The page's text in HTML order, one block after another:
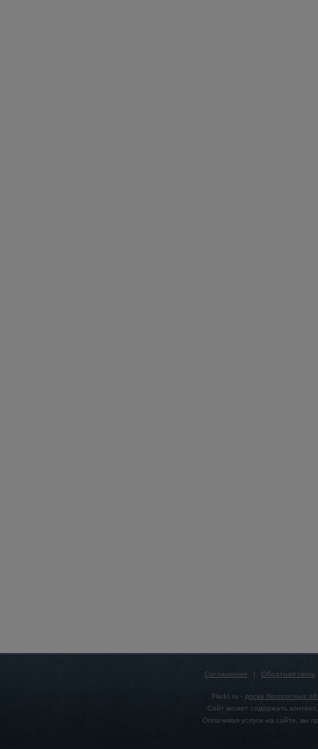
Соглашение | Обратная связь
Flado.ru - доска бесплатных
Сайт может содержать
Оплачивая услуги на сайте, вы